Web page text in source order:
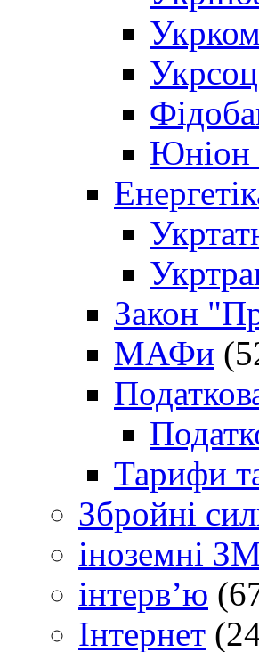
Юніон
Закон
МАФи
Тарифи
Збройні
іноземні
інтерв’ю
Інтернет